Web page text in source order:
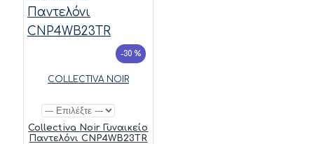
-30 %
COLLECTIVA NOIR
Collectiva Noir Γυναικείο
Παντελόνι CNP4WB23TR